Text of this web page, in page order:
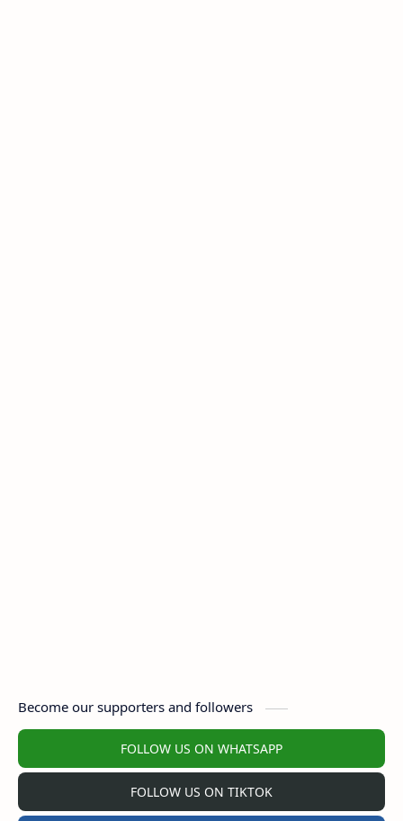
Become our supporters and followers
FOLLOW US ON WHATSAPP
FOLLOW US ON TIKTOK